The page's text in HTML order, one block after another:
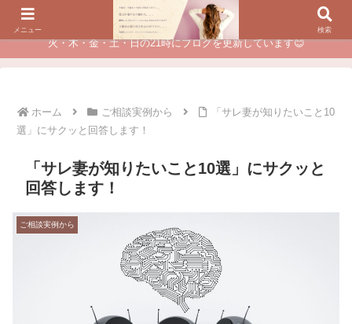
夫に不倫されたつらい経験が、あなたのチャンスに変わるカウンセリング
火・木・金・土・日の21時にブログを更新しています😊
ホーム ご相談実例から
「サレ妻が知りたいこと10
選」にサクッと回答します！
「サレ妻が知りたいこと10選」にサクッと
回答します！
ご相談実例から
メニュー 検索